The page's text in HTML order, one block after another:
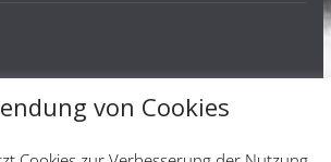
Schachfreunde Ochtendung e. V.. Alle
von Cookies